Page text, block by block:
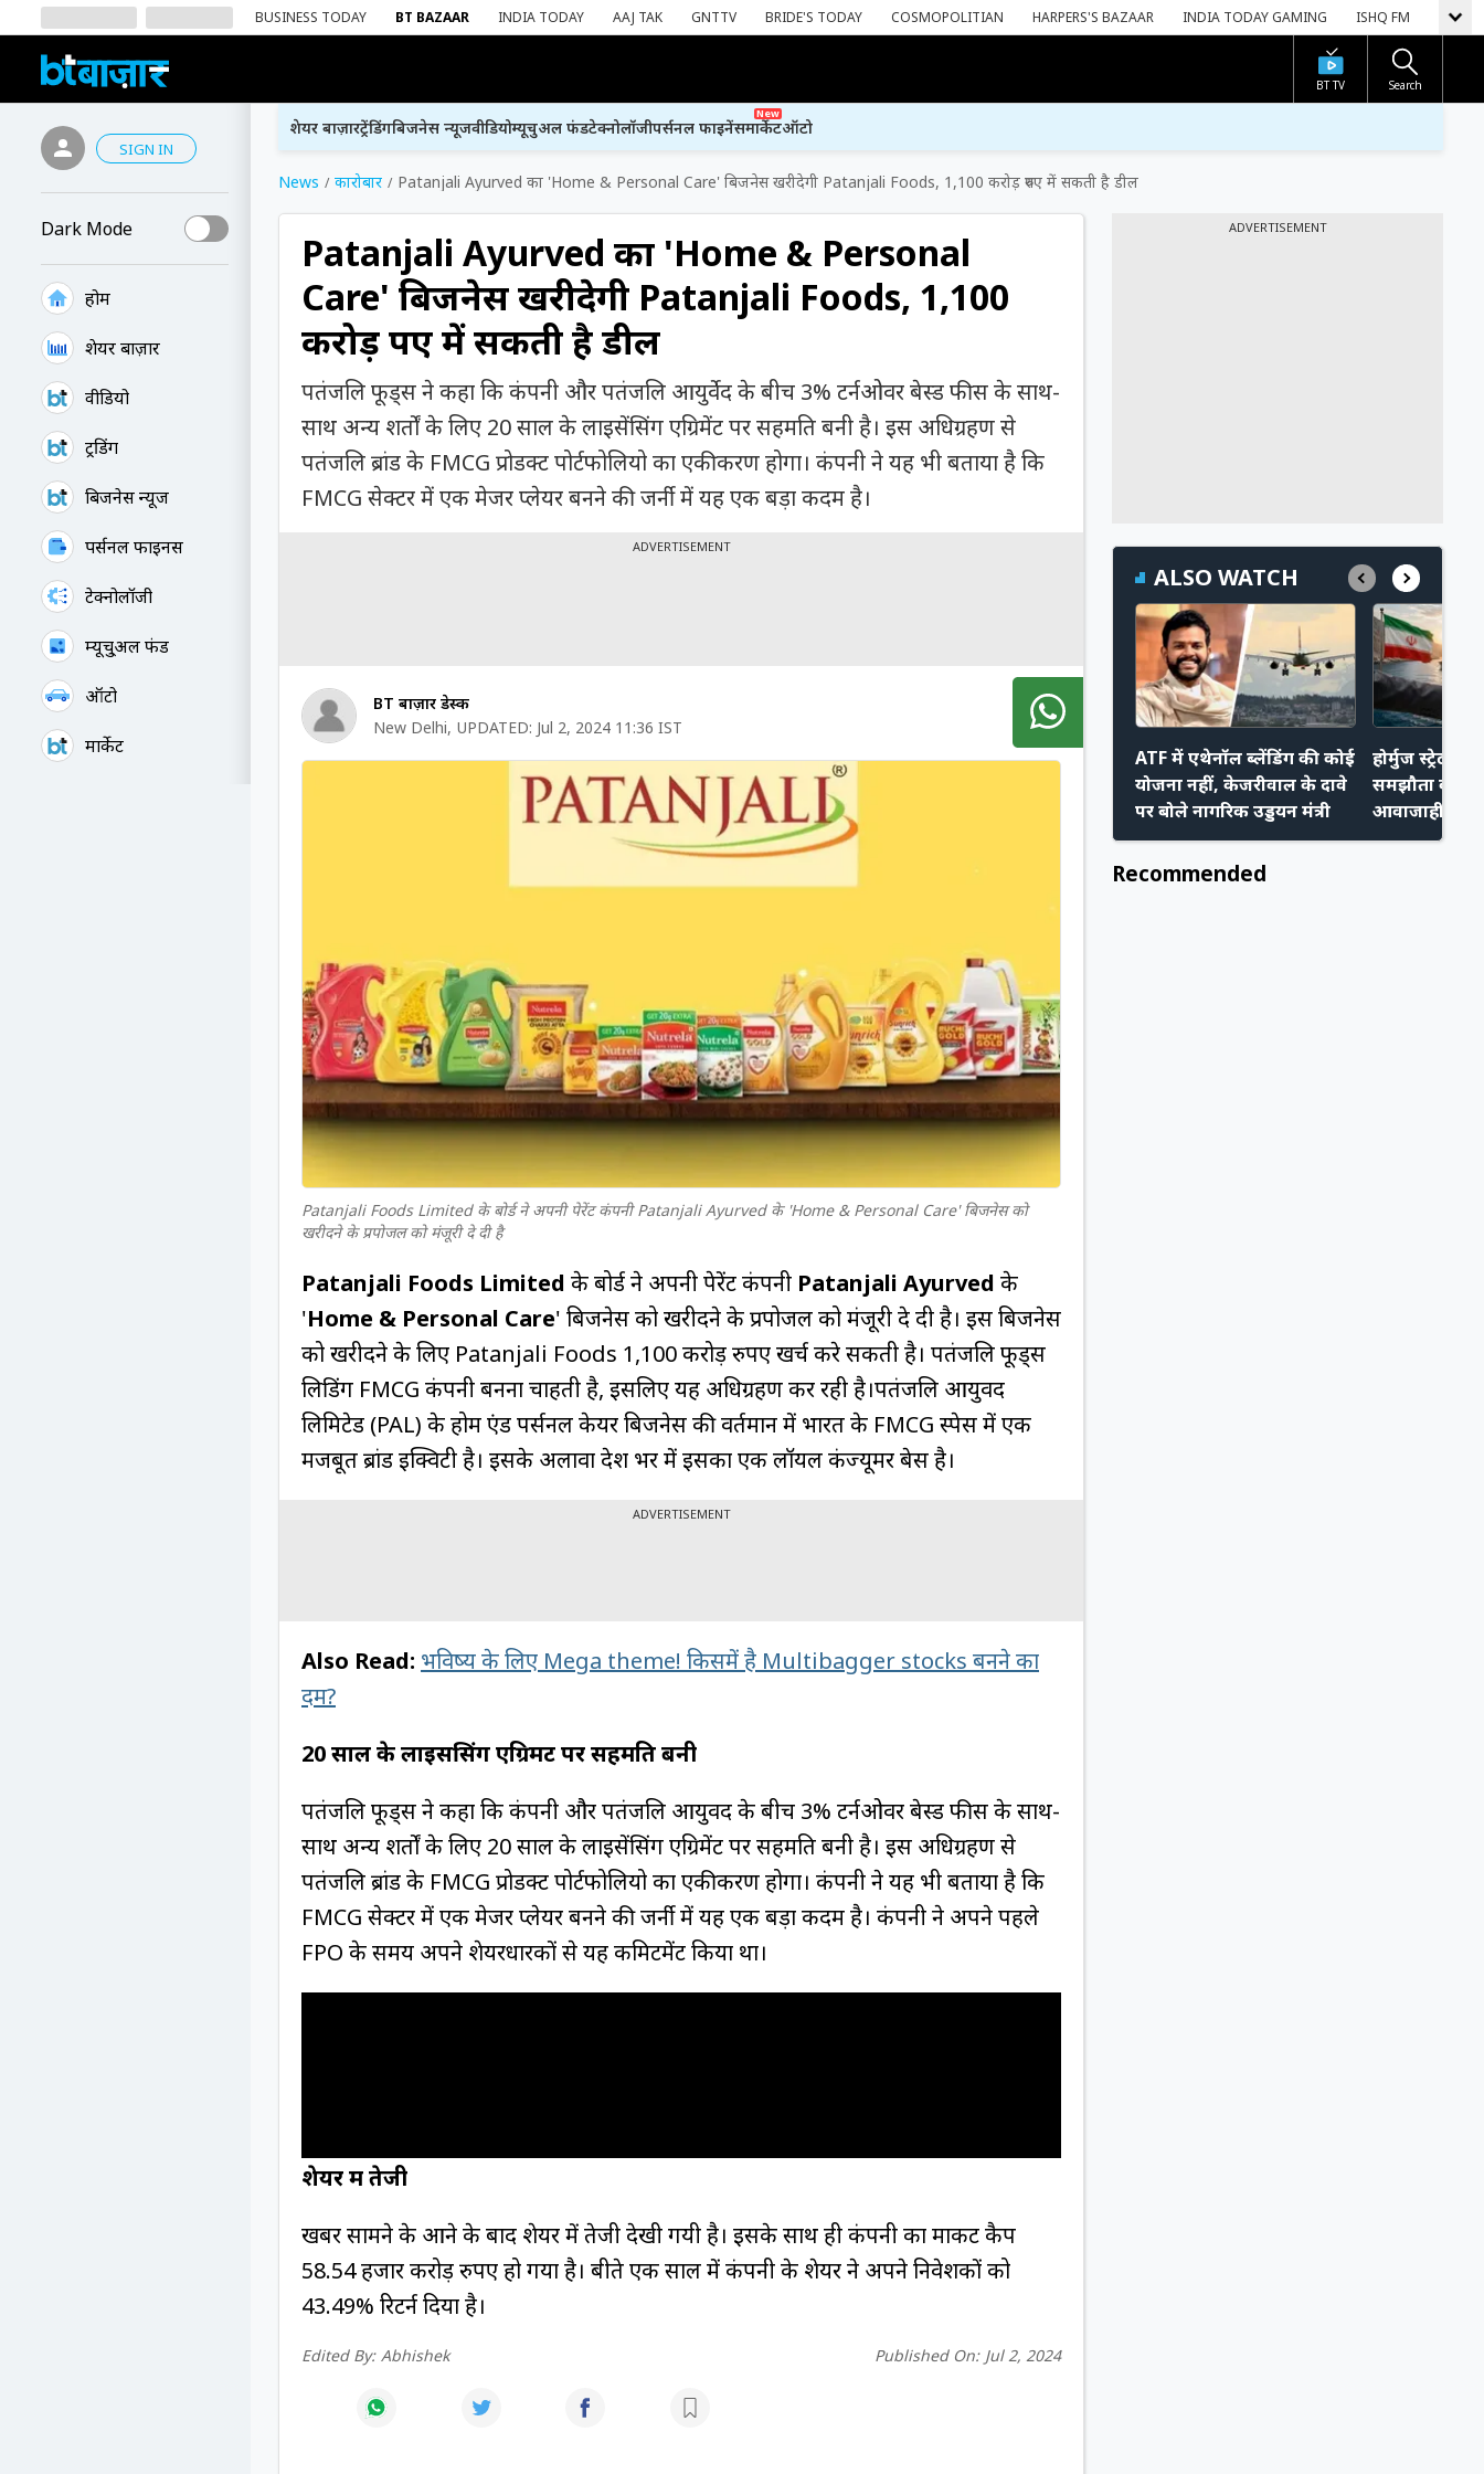
BUSINESS TODAY BT BAZAAR INDIA TODAY AAJ TAK GNTTV BRIDE'S TODAY COSMOPOLITIAN HARPERS'S BAZAAR INDIA TODAY GAMING ISHQ FM
BT TV Search
SIGN IN
Dark Mode
होम
शेयर बाज़ार
वीडियो
ट्रेंडिंग
बिजनेस न्यूज
पर्सनल फाइनेंस
टेक्नोलॉजी
म्यूचु्अल फंड
ऑटो
मार्केट
शेयर बाज़ारट्रेंडिंगबिजनेस न्यूजवीडियोम्यूचुअल फंडटेक्नोलॉजीपर्सनल फाइनेंस
New
मार्केटऑटो
News कारोबार Patanjali Ayurved का 'Home & Personal Care' बिजनेस खरीदेगी Patanjali Foods, 1,100 करोड़ रुपए में सकती है डील
Patanjali Ayurved का 'Home & Personal
Care' बिजनेस खरीदेगी Patanjali Foods, 1,100
करोड़ रुपए में सकती है डील
पतंजलि फूड्स ने कहा कि कंपनी और पतंजलि आयुर्वेद के बीच 3% टर्नओवर बेस्ड फीस के साथ-
साथ अन्य शर्तों के लिए 20 साल के लाइसेंसिंग एग्रिमेंट पर सहमति बनी है। इस अधिग्रहण से
पतंजलि ब्रांड के FMCG प्रोडक्ट पोर्टफोलियो का एकीकरण होगा। कंपनी ने यह भी बताया है कि
FMCG सेक्टर में एक मेजर प्लेयर बनने की जर्नी में यह एक बड़ा कदम है।
ADVERTISEMENT
BT बाज़ार डेस्क
New Delhi, UPDATED: Jul 2, 2024 11:36 IST
Patanjali Foods Limited के बोर्ड ने अपनी पेरेंट कंपनी Patanjali Ayurved के 'Home & Personal Care' बिजनेस को
खरीदने के प्रपोजल को मंजूरी दे दी है
Patanjali Foods Limited के बोर्ड ने अपनी पेरेंट कंपनी Patanjali Ayurved के
'Home & Personal Care' बिजनेस को खरीदने के प्रपोजल को मंजूरी दे दी है। इस बिजनेस
को खरीदने के लिए Patanjali Foods 1,100 करोड़ रुपए खर्च करे सकती है। पतंजलि फूड्स
लिडिंग FMCG कंपनी बनना चाहती है, इसलिए यह अधिग्रहण कर रही है।पतंजलि आयुर्वेद
लिमिटेड (PAL) के होम एंड पर्सनल केयर बिजनेस की वर्तमान में भारत के FMCG स्पेस में एक
मजबूत ब्रांड इक्विटी है। इसके अलावा देश भर में इसका एक लॉयल कंज्यूमर बेस है।
ADVERTISEMENT
Also Read: भविष्य के लिए Mega theme! किसमें है Multibagger stocks बनने का
दम?
20 साल के लाइसेंसिंग एग्रिमेंट पर सहमति बनी
पतंजलि फूड्स ने कहा कि कंपनी और पतंजलि आयुर्वेद के बीच 3% टर्नओवर बेस्ड फीस के साथ-
साथ अन्य शर्तों के लिए 20 साल के लाइसेंसिंग एग्रिमेंट पर सहमति बनी है। इस अधिग्रहण से
पतंजलि ब्रांड के FMCG प्रोडक्ट पोर्टफोलियो का एकीकरण होगा। कंपनी ने यह भी बताया है कि
FMCG सेक्टर में एक मेजर प्लेयर बनने की जर्नी में यह एक बड़ा कदम है। कंपनी ने अपने पहले
FPO के समय अपने शेयरधारकों से यह कमिटमेंट किया था।
शेयर में तेजी
खबर सामने के आने के बाद शेयर में तेजी देखी गयी है। इसके साथ ही कंपनी का मार्केट कैप
58.54 हजार करोड़ रुपए हो गया है। बीते एक साल में कंपनी के शेयर ने अपने निवेशकों को
43.49% रिटर्न दिया है।
Edited By: Abhishek Published On: Jul 2, 2024
ADVERTISEMENT
ALSO WATCH
ATF में एथेनॉल ब्लेंडिंग की कोई
योजना नहीं, केजरीवाल के दावे
पर बोले नागरिक उड्डयन मंत्री
होर्मुज स्ट्रेट
समझौता
आवाजाही हो
Recommended